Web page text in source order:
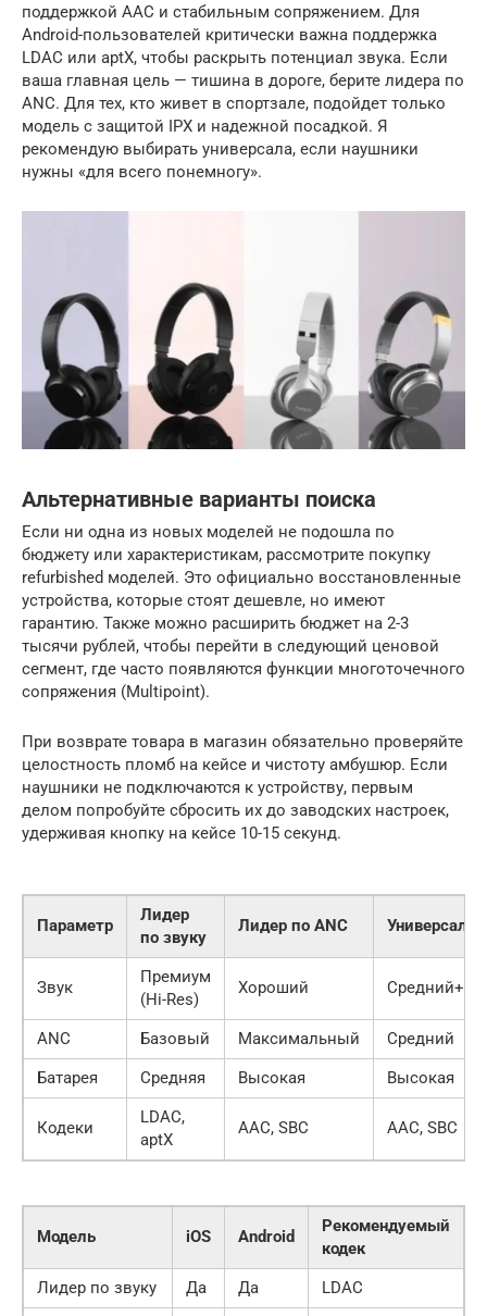
поддержкой AAC и стабильным сопряжением. Для
Android-пользователей критически важна поддержка
LDAC или aptX, чтобы раскрыть потенциал звука. Если
ваша главная цель — тишина в дороге, берите лидера по
ANC. Для тех, кто живет в спортзале, подойдет только
модель с защитой IPX и надежной посадкой. Я
рекомендую выбирать универсала, если наушники
нужны «для всего понемногу».
Альтернативные варианты поиска
Если ни одна из новых моделей не подошла по
бюджету или характеристикам, рассмотрите покупку
refurbished моделей. Это официально восстановленные
устройства, которые стоят дешевле, но имеют
гарантию. Также можно расширить бюджет на 2-3
тысячи рублей, чтобы перейти в следующий ценовой
сегмент, где часто появляются функции многоточечного
сопряжения (Multipoint).
При возврате товара в магазин обязательно проверяйте
целостность пломб на кейсе и чистоту амбушюр. Если
наушники не подключаются к устройству, первым
делом попробуйте сбросить их до заводских настроек,
удерживая кнопку на кейсе 10-15 секунд.
Параметр
Лидер
по звуку
Лидер по ANC Универсал
Звук
Премиум
(Hi-Res)
Хороший Средний+
ANC Базовый Максимальный
Средний
Батарея
Средняя Высокая Высокая
Кодеки
LDAC,
aptX
AAC, SBC AAC, SBC
Модель iOS Android
Рекомендуемый
кодек
Лидер по звуку
Да Да
LDAC